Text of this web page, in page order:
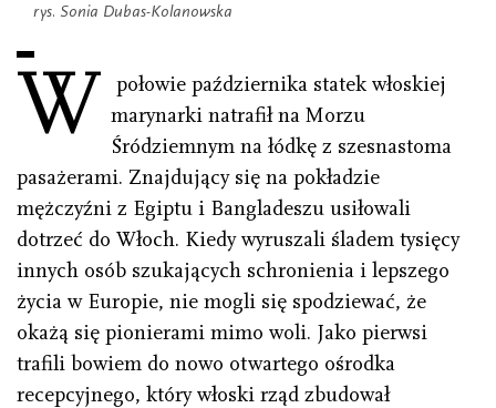
rys. Sonia Dubas-Kolanowska
W
połowie października statek włoskiej
marynarki natrafił na Morzu
Śródziemnym na łódkę z szesnastoma
pasażerami. Znajdujący się na pokładzie
mężczyźni z Egiptu i Bangladeszu usiłowali
dotrzeć do Włoch. Kiedy wyruszali śladem tysięcy
innych osób szukających schronienia i lepszego
życia w Europie, nie mogli się spodziewać, że
okażą się pionierami mimo woli. Jako pierwsi
trafili bowiem do nowo otwartego ośrodka
recepcyjnego, który włoski rząd zbudował